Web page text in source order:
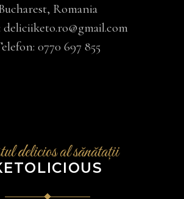
Romania
deliciiketo.ro@gmail.com
0770 697 855
delicios al sănătații